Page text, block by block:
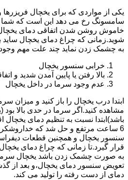
یکی از مواردی که برای یخچال فریزرها
سامسونگ رخ می دهد این است که
خاموش روشن شدن اتفاقی دمای
شوید.زمانی که چراغ دمای یخچال
به چشمک زدن نماید چند علت مهم وجود
خرابی سنسور یخچال
بالا رفتن یا پایین آمدن شدید و
عدم وجود سرما در داخل یخچال
ابتدا درب یخچال را باز کنید و میزان
مشاهده کنید.اگر سرما در حدی بالا
باشد)ابتدا نسبت به تنظیم دمای یخچال
6 ساعت مرتفع و حل شد که
سنسور یخچال و همچنین قطعات
قرار گیرد.تا زمانی که چراغ دمای
به صورت چشمک زدن باشد یخچال سرمایی
دمای از دست رفته را تولید می کند.